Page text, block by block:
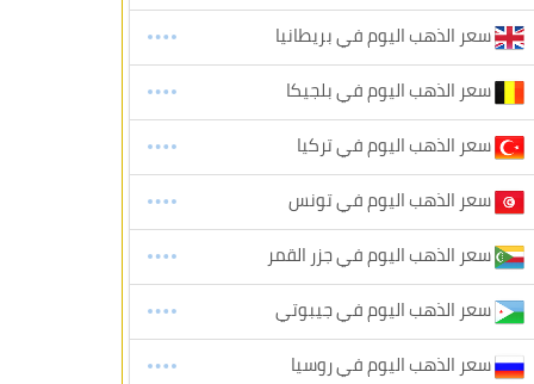
سعر الذهب اليوم في بريطانيا
سعر الذهب اليوم في بلجيكا
سعر الذهب اليوم في تركيا
سعر الذهب اليوم في تونس
سعر الذهب اليوم في جزر القمر
سعر الذهب اليوم في جيبوتي
سعر الذهب اليوم في روسيا